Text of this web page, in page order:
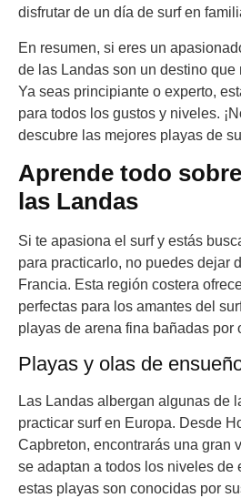
disfrutar de un día de surf en
En resumen, si eres un
de las Landas son un destino que
Ya seas principiante o experto,
para todos los gustos y niveles.
descubre las mejores playas de
Aprende todo
las Landas
Si te apasiona el surf y estás
para practicarlo, no puedes dejar
Francia. Esta región costera
perfectas para los amantes del
playas de arena fina bañadas por
Playas y olas de
Las Landas albergan algunas de
practicar surf en Europa. Desde
Capbreton, encontrarás una gran
se adaptan a todos los niveles de
estas playas son conocidas por